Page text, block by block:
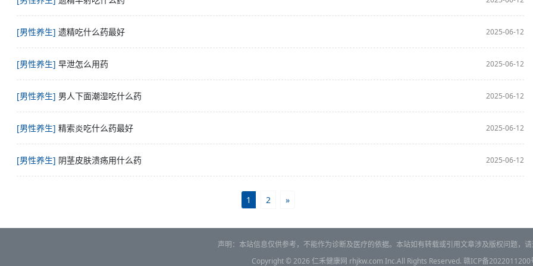
[男性养生] 遗精吃什么药最好 2025-06-12
[男性养生] 早泄怎么用药 2025-06-12
[男性养生] 男人下面潮湿吃什么药 2025-06-12
[男性养生] 精索炎吃什么药最好 2025-06-12
[男性养生] 阴茎皮肤溃疡用什么药 2025-06-12
1 2 »
声明：本站信息仅供参考，不能作为诊断及医疗的依据。本站如有转载或引用文章涉及版权问题，请
Copyright © 2026 仁禾健康网 rhjkw.com Inc.All Rights Reserved. 赣ICP备2022011200